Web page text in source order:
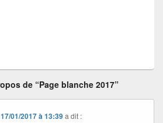
de “Page blanche 2017”
17/01/2017 à 13:39 a dit :